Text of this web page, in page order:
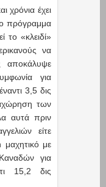
χρόνια έχει
πρόγραμμα
το «κλειδί»
να
αποκάλυψε
για
3,5 δις
των
αυτά πριν
είτε
μαχητικό με
για
15,2 δις